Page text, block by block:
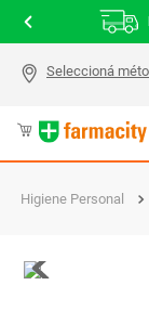
Higiene Personal